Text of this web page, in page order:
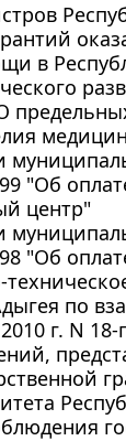
в
"Об
центр"
"Об
по
г. N